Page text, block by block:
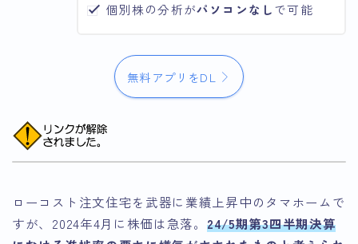
個別株の分析がパソコンなしで可能
無料アプリをDL
ローコスト注文住宅を武器に業績上昇中のタマホームで
すが、2024年4月に株価は急落。 24/5期第3四半期決算